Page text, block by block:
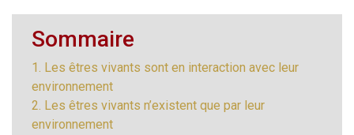
Sommaire
1. Les êtres vivants sont en interaction avec leur
environnement
2. Les êtres vivants n’existent que par leur
environnement